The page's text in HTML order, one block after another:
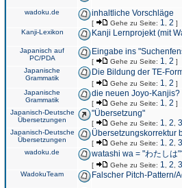
wadoku.de inhaltliche Vorschläge
[ Gehe zu Seite: 1 2 ]
Kanji-Lexikon
Kanji Lernprojekt (mit
Japanisch auf
PC/PDA
Eingabe ins
[ Gehe zu Seite: 1 2 ]
Japanische
Grammatik
Die Bildung der TE-
[ Gehe zu Seite: 1 2 ]
Japanische
Grammatik
die neuen Joyo-Kanjis?
[ Gehe zu Seite: 1 2 ]
Japanisch-Deutsche
Übersetzungen
"Übersetzung"
[ Gehe zu Seite: 1 2 3
Japanisch-Deutsche
Übersetzungen
Übersetzungskorrektur
[ Gehe zu Seite: 1 2 3
wadoku.de
watashi wa = "わたしは
[ Gehe zu Seite: 1 2 3
WadokuTeam
Falscher Pitch-Pattern/